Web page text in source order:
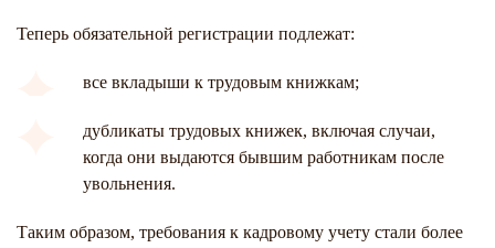
Теперь обязательной регистрации подлежат:
все вкладыши к трудовым книжкам;
дубликаты трудовых книжек, включая случаи,
когда они выдаются бывшим работникам после
увольнения.
Таким образом, требования к кадровому учету стали более